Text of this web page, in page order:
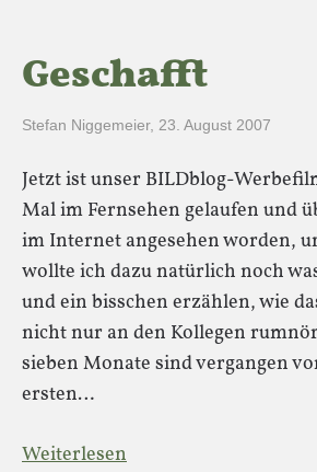
Geschafft
Stefan Niggemeier, 23. August 2007
Jetzt ist unser BILDblog-
Mal im Fernsehen gelaufen und
im Internet angesehen worden,
wollte ich dazu natürlich noch
und ein bisschen erzählen, wie
nicht nur an den Kollegen
sieben Monate sind vergangen
ersten…
Weiterlesen